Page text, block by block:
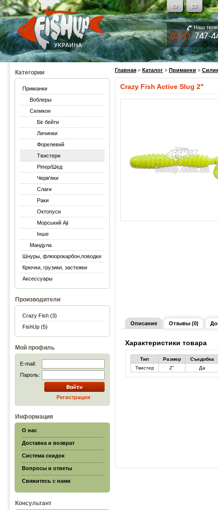
Наш
Категории
Приманки
Воблеры
Силикон
Біг бейти
Личинки
Форелевий
Твистери
Ріпер/Шед
Черв'яки
Слаги
Раки
Октопуси
Морський Aji
Інше
Мандула
Шнуры, флюорокарбон,поводки
Крючки, грузики, застежки
Аксессуары
Производители
Crazy Fish (3)
FishUp (5)
Мой профиль
E-mail:
Пароль:
Регистрация
Информация
О нас
Доставка и возврат
Система скидок
Вопросы и ответы
Свяжитесь с нами
Консультант
Главная » Каталог » Приманки »
Crazy Fish Active Slug 2"
Описание Отзывы (0)
Характеристики товара
Тип Размер
Съедобка
Твистер
2" Да